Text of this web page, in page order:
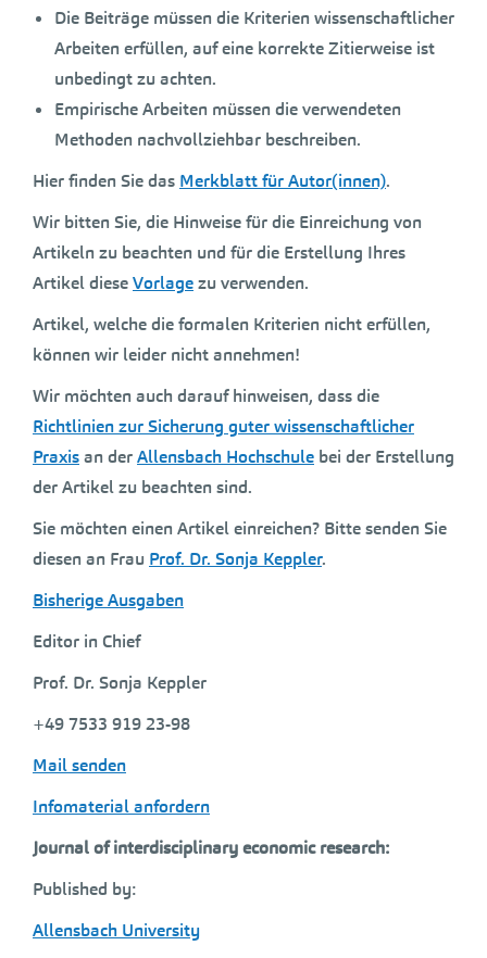
Die Beiträge müssen die Kriterien wissenschaftlicher
Arbeiten erfüllen, auf eine korrekte Zitierweise ist
unbedingt zu achten.
Empirische Arbeiten müssen die verwendeten
Methoden nachvollziehbar beschreiben.
Hier finden Sie das Merkblatt für Autor(innen).
Wir bitten Sie, die Hinweise für die Einreichung von
Artikeln zu beachten und für die Erstellung Ihres
Artikel dieseVorlagezu verwenden.
Artikel, welche die formalen Kriterien nicht erfüllen,
können wir leider nicht annehmen!
Wir möchten auch darauf hinweisen, dass die
Richtlinien zur Sicherung guter wissenschaftlicher
Praxisan derAllensbach Hochschule bei der Erstellung
der Artikel zu beachten sind.
Sie möchten einen Artikel einreichen? Bitte senden Sie
diesen an Frau Prof. Dr. Sonja Keppler.
Bisherige Ausgaben
Editor in Chief
Prof. Dr. Sonja Keppler
+49 7533 919 23-98
Mail senden
Infomaterial anfordern
Journal of interdisciplinary economic research:
Published by:
Allensbach University